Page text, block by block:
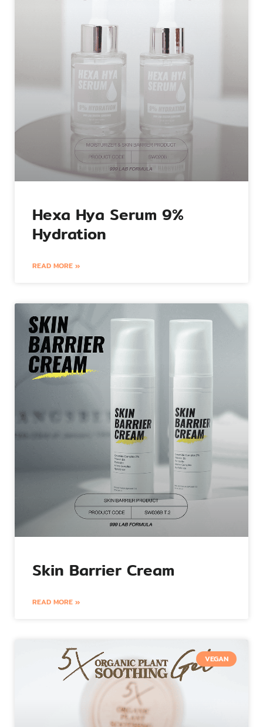
Hexa Hya Serum 9%
Hydration
READ MORE »
Skin Barrier Cream
READ MORE »
VEGAN